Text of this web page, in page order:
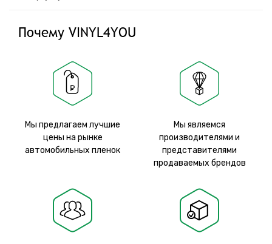
Почему VINYL4YOU
Мы предлагаем лучшие
цены на рынке
автомобильных пленок
Мы являемся
производителями и
представителями
продаваемых брендов